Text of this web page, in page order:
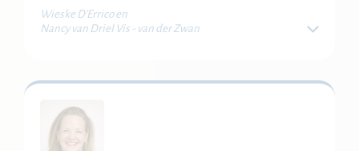
Wieske D'Errico en
Nancy van Driel Vis - van der Zwan
en wat binnen de AVG wel en niet mag.
Locatie: Delft, Bussum, Eindhoven, Weidum, Regio
Achterhoek-Twente